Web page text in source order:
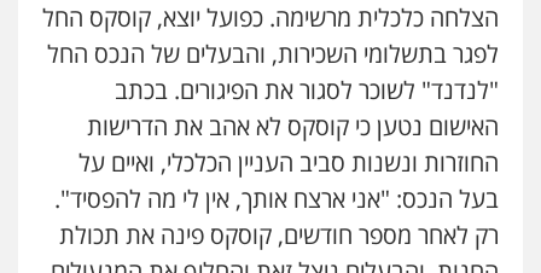
הצלחה כלכלית מרשימה. כפועל יוצא, קוסקס החל
לפגר בתשלומי השכירות, והבעלים של הנכס החל
"לנדנד" לשוכר לסגור את הפיגורים. בכתב
האישום נטען כי קוסקס לא אהב את הדרישות
החוזרות ונשנות סביב העניין הכלכלי, ואיים על
בעל הנכס: "אני ארצח אותך, אין לי מה להפסיד".
רק לאחר מספר חודשים, קוסקס פינה את תכולת